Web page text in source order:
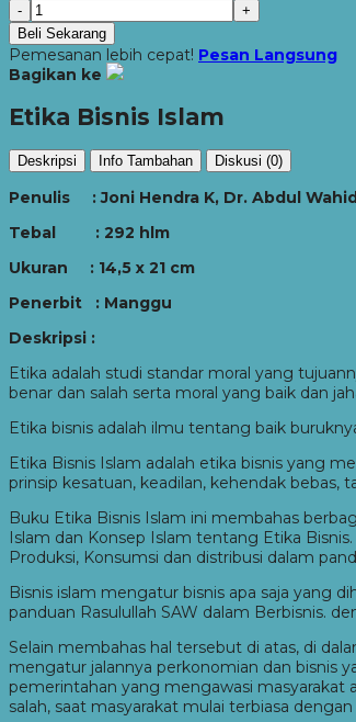
-
+
Beli Sekarang
Pemesanan lebih cepat! Pesan Langsung
Bagikan ke
Etika Bisnis Islam
Deskripsi Info Tambahan Diskusi (0)
Penulis : Joni Hendra K, Dr. Abdul
Tebal : 292 hlm
Ukuran : 14,5 x 21 cm
Penerbit : Manggu
Deskripsi :
Etika adalah studi standar moral yang
benar dan salah serta moral yang baik dan
Etika bisnis adalah ilmu tentang baik
Etika Bisnis Islam adalah etika bisnis yang
prinsip kesatuan, keadilan, kehendak bebas,
Buku Etika Bisnis Islam ini membahas
Islam dan Konsep Islam tentang Etika
Produksi, Konsumsi dan distribusi dalam
Bisnis islam mengatur bisnis apa saja yang
panduan Rasulullah SAW dalam Berbisnis.
Selain membahas hal tersebut di atas, di
mengatur jalannya perkonomian dan bisnis
pemerintahan yang mengawasi masyarakat
salah, saat masyarakat mulai terbiasa